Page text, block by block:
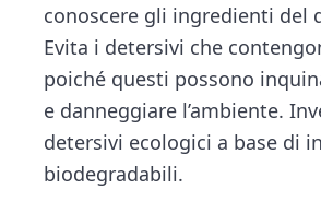
conoscere gli ingredienti del
Evita i detersivi che
poiché questi possono
e danneggiare l’ambiente.
detersivi ecologici a base di
biodegradabili.